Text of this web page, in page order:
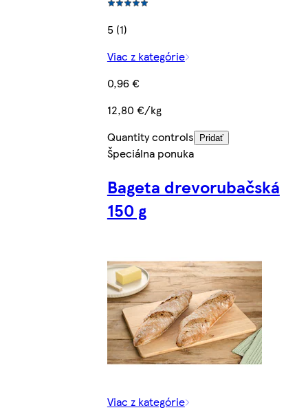
5 (1)
Viac z kategórie
0,96 €
12,80 €/kg
Quantity controls
Pridať
Špeciálna ponuka
Bageta drevorubačská
150 g
Viac z kategórie